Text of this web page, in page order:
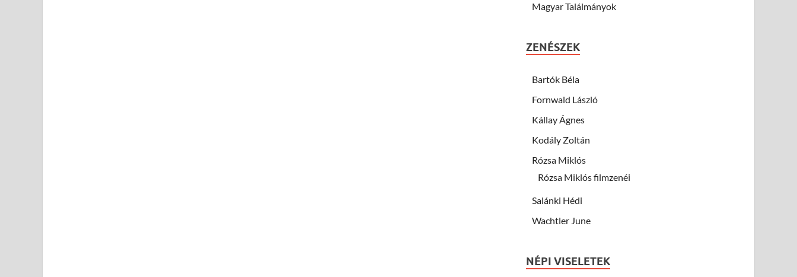
Magyar Találmányok
ZENÉSZEK
Bartók Béla
Fornwald László
Kállay Ágnes
Kodály Zoltán
Rózsa Miklós
Rózsa Miklós filmzenéi
Salánki Hédi
Wachtler June
NÉPI VISELETEK